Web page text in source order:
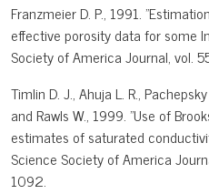
Franzmeier D. P., 1991.
effective porosity data for some
Society of America Journal, vol.
Timlin D. J., Ahuja L. R.,
and Rawls W., 1999. "Use of
estimates of saturated
Science Society of America
1092.